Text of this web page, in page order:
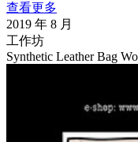
查看更多
2019 年 8 月
工作坊
Synthetic Leather Bag